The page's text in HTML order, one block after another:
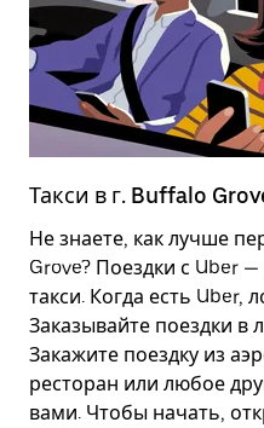
Такси в г. Buffalo
Не знаете, как лучше
Grove? Поездки с Uber
такси. Когда есть Uber,
Заказывайте поездки в
Закажите поездку из
ресторан или любое
вами. Чтобы начать,